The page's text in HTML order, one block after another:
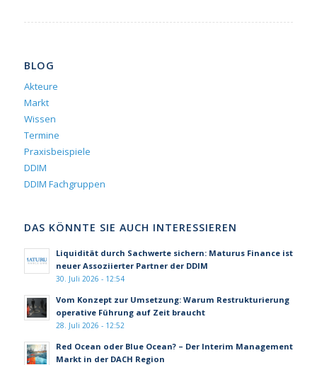
BLOG
Akteure
Markt
Wissen
Termine
Praxisbeispiele
DDIM
DDIM Fachgruppen
DAS KÖNNTE SIE AUCH INTERESSIEREN
Liquidität durch Sachwerte sichern: Maturus Finance ist
neuer Assoziierter Partner der DDIM
30. Juli 2026 - 12:54
Vom Konzept zur Umsetzung: Warum Restrukturierung
operative Führung auf Zeit braucht
28. Juli 2026 - 12:52
Red Ocean oder Blue Ocean? – Der Interim Management
Markt in der DACH Region